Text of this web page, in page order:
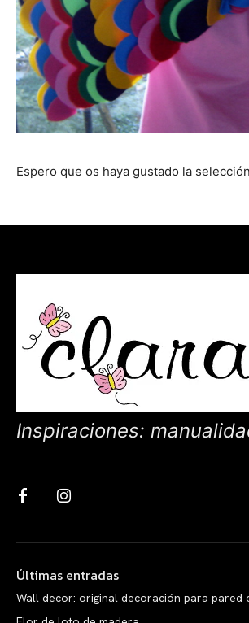
Espero que os haya gustado la
Inspiraciones:
Últimas entradas
Wall decor: original decoración para pared